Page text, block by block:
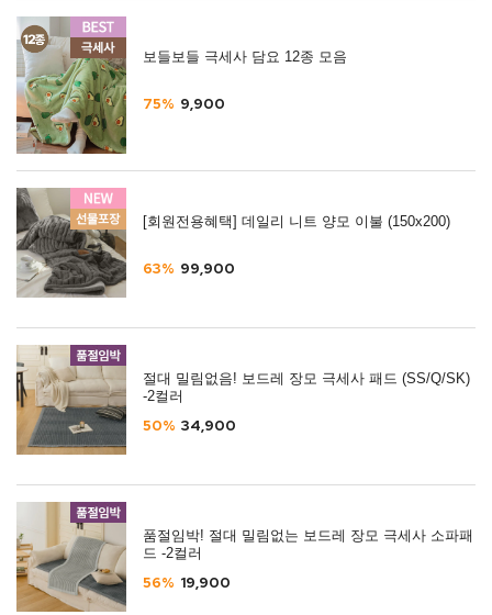
보들보들 극세사 담요 12종 모음
75% 9,900
[회원전용혜택] 데일리 니트 양모 이불 (150x200)
63% 99,900
절대 밀림없음! 보드레 장모 극세사 패드 (SS/Q/SK)
-2컬러
50% 34,900
품절임박! 절대 밀림없는 보드레 장모 극세사 소파패
드 -2컬러
56% 19,900